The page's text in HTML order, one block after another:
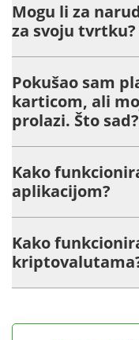
Mogu li za
za svoju tvrtku?
Pokušao sam
karticom, ali
prolazi. Što sad?
Kako
aplikacijom?
Kako